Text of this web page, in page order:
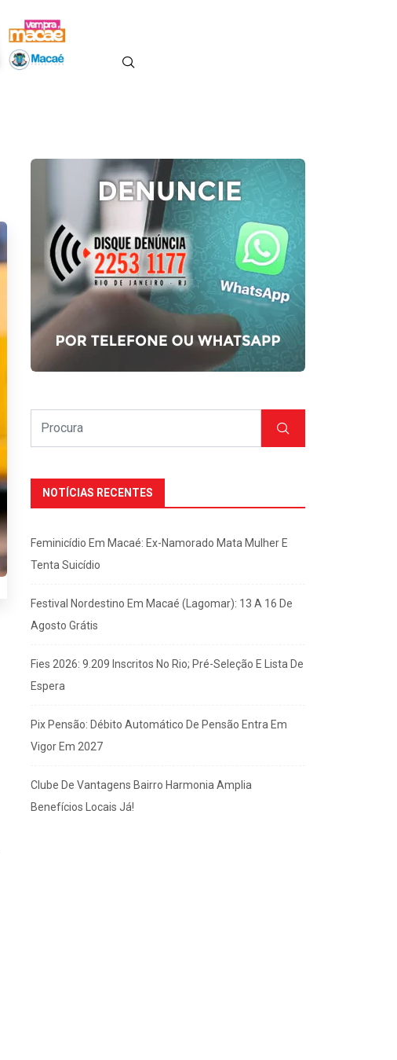
NOTÍCIAS RECENTES
Feminicídio Em Macaé: Ex-Namorado Mata Mulher E
Tenta Suicídio
Festival Nordestino Em Macaé (Lagomar): 13 A 16 De
Agosto Grátis
Fies 2026: 9.209 Inscritos No Rio; Pré-Seleção E Lista De
Espera
Pix Pensão: Débito Automático De Pensão Entra Em
Vigor Em 2027
Clube De Vantagens Bairro Harmonia Amplia
Benefícios Locais Já!